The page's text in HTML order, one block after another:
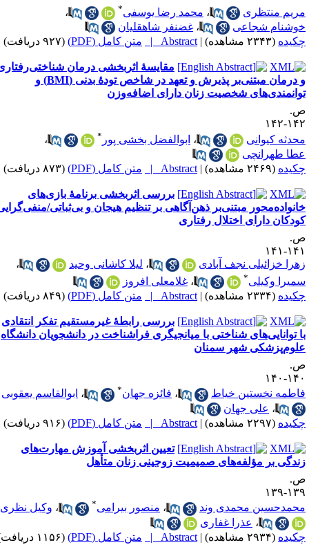
منتظری
،محمد رضا یوسفی
،
شجاعی
،غضنفر شاهقلیان
(۲۳۴۳ مشاهده) |
Abstract | متن کامل (PDF) (۹۲۷ دریافت)
مقایسهٔ اثربخشی درمان شناختی‌رفتاری
و درمان مبتنی‌بر پذیرش و تعهد در شاخص تودهٔ بدنی (BMI) و
شخصیت زنان دارای اضافه‌وزن
۱۴۲
کیوانی
،ابوالفضل بخشی پور
،
طهرانچی
(۲۴۶۹ مشاهده) |
Abstract | متن کامل (PDF) (۸۷۳ دریافت)
بررسی اثربخشی برنامهٔ بازی‌های
مبتنی‌بر ذهن‌آگاهی بر تنظیم هیجان و بی‌ثباتی/منفی‌گرایی
دارای اختلال رفتاری
۱۴۱
خزائیلی نجف آبادی
،لیلا کاشانی وحید
،
وکیلی
،غلامعلی افروز
(۲۳۳۴ مشاهده) |
Abstract | متن کامل (PDF) (۸۴۹ دریافت)
بررسی رابطهٔ غیرمستقیم تفکر انتقادی
توانایی‌های شناختی با میانجیگری فراشناخت در دانشجویان دانشگاه
شهر سمنان
۱۴۰
نخستین خیاط
،فائزه جهان * ،ابوالقاسم یعقوبی
،علی جهان
(۲۲۹۷ مشاهده) |
Abstract | متن کامل (PDF) (۹۱۶ دریافت)
تعیین اثربخشی آموزش مهارت‌های
بر مؤلفه‌های صمیمیت زوجینی زنان متأهل
۱۳۹
محمدی وند
،منصور بیرامی ،وکیل نظری
،عذرا غفاری
(۲۹۳۴ مشاهده) |
Abstract | متن کامل (PDF) (۱۱۵۶ دریافت)